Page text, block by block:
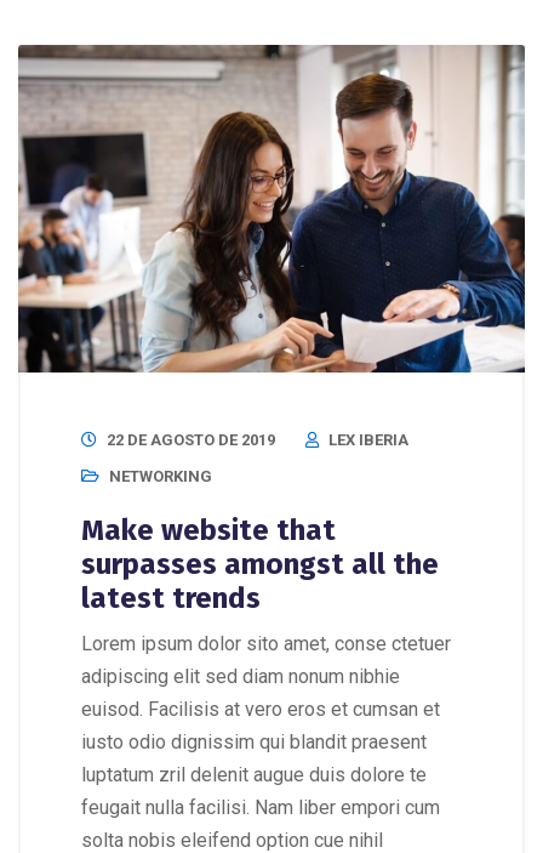
22 DE AGOSTO DE 2019
LEX IBERIA
NETWORKING
Make website that
surpasses amongst all the
latest trends
Lorem ipsum dolor sito amet, conse ctetuer
adipiscing elit sed diam nonum nibhie
euisod. Facilisis at vero eros et cumsan et
iusto odio dignissim qui blandit praesent
luptatum zril delenit augue duis dolore te
feugait nulla facilisi. Nam liber empori cum
solta nobis eleifend option cue nihil